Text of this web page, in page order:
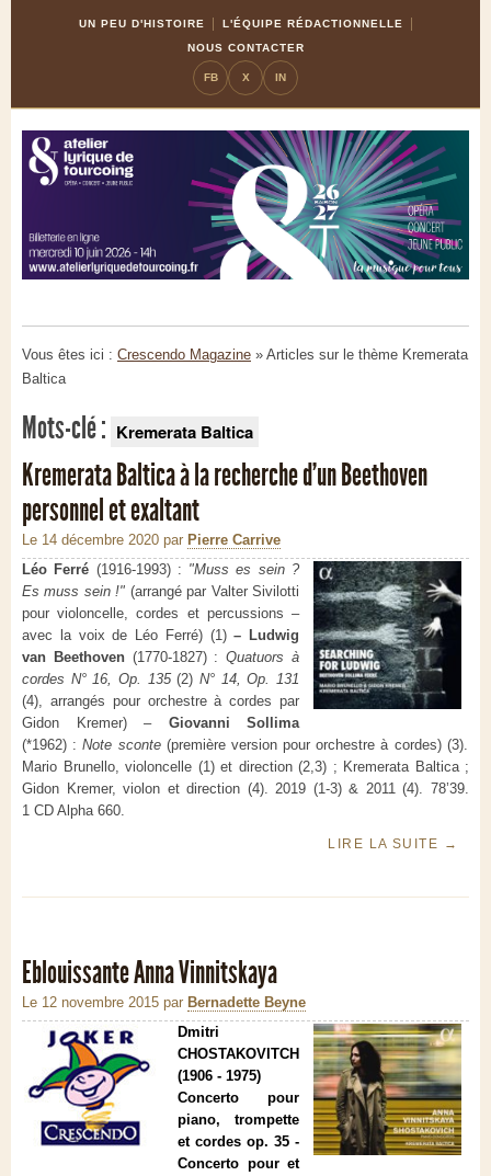
UN PEU D'HISTOIRE
L'ÉQUIPE RÉDACTIONNELLE
NOUS CONTACTER
FB X IN
Vous êtes ici : Crescendo Magazine » Articles sur le thème Kremerata
Baltica
Mots-clé : Kremerata Baltica
Kremerata Baltica à la recherche d’un Beethoven
personnel et exaltant
Le 14 décembre 2020 par Pierre Carrive
Léo Ferré (1916-1993) : "Muss es sein ?
Es muss sein !" (arrangé par Valter Sivilotti
pour violoncelle, cordes et percussions –
avec la voix de Léo Ferré) (1)– Ludwig
van Beethoven(1770-1827) :Quatuors à
cordes N° 16, Op. 135(2)N° 14, Op. 131
(4), arrangés pour orchestre à cordes par
Gidon Kremer) – Giovanni Sollima
(*1962) :Note sconte (première version pour orchestre à cordes) (3).
Mario Brunello, violoncelle (1) et direction (2,3) ; Kremerata Baltica ;
Gidon Kremer, violon et direction (4). 2019 (1-3) & 2011 (4). 78’39.
1 CD Alpha 660.
LIRE LA SUITE →
Eblouissante Anna Vinnitskaya
Le 12 novembre 2015 par Bernadette Beyne
Dmitri
CHOSTAKOVITCH
(1906 - 1975)
Concerto pour
piano, trompette
et cordes op. 35 -
Concerto pour et